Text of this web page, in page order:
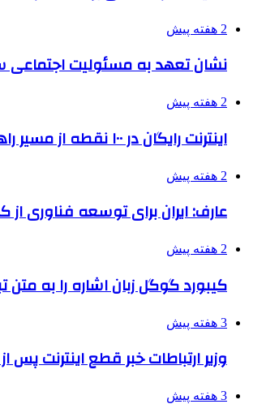
2 هفته پیش
نشان تعهد به مسئولیت اجتماعی
2 هفته پیش
اینترنت رایگان در ۱۰۰ نقطه از مسیر راهپیمایی اربعین/ تامین ارز زائران
2 هفته پیش
عارف: ایران برای توسعه فناوری
2 هفته پیش
کیبورد گوگل زبان اشاره را به
3 هفته پیش
وزیر ارتباطات خبر قطع اینترنت پس
3 هفته پیش